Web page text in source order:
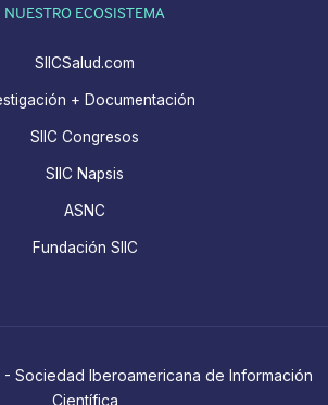
NUESTRO ECOSISTEMA
SIICSalud.com
+ Documentación
SIIC Congresos
SIIC Napsis
ASNC
Fundación SIIC
- Sociedad Iberoamericana de Información
Científica